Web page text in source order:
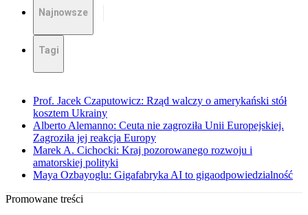
Najnowsze
Tagi
Prof. Jacek Czaputowicz: Rząd walczy o amerykański stół
kosztem Ukrainy
Alberto Alemanno: Ceuta nie zagroziła Unii Europejskiej.
Zagroziła jej reakcja Europy
Marek A. Cichocki: Kraj pozorowanego rozwoju i
amatorskiej polityki
Maya Ozbayoglu: Gigafabryka AI to gigaodpowiedzialność
Promowane treści